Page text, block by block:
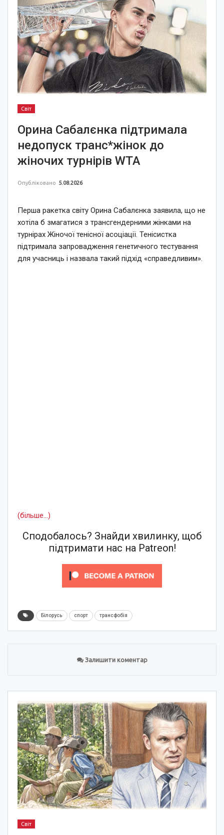
Світ
Орина Сабалєнка підтримала
недопуск транс*жінок до
жіночих турнірів WTA
Опубліковано 5.08.2026
Перша ракетка світу Орина Сабалєнка заявила, що не
хотіла б змагатися з трансгендерними жінками на
турнірах Жіночої тенісної асоціації. Тенісистка
підтримала запровадження генетичного тестування
для учасниць і назвала такий підхід «справедливим».
(більше…)
Сподобалось? Знайди хвилинку, щоб
підтримати нас на Patreon!
Білорусь спорт трансфобія
Залишити коментар
Світ